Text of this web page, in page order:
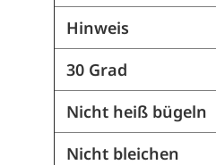
Hinweis
30 Grad
Nicht heiß bügeln
Nicht bleichen